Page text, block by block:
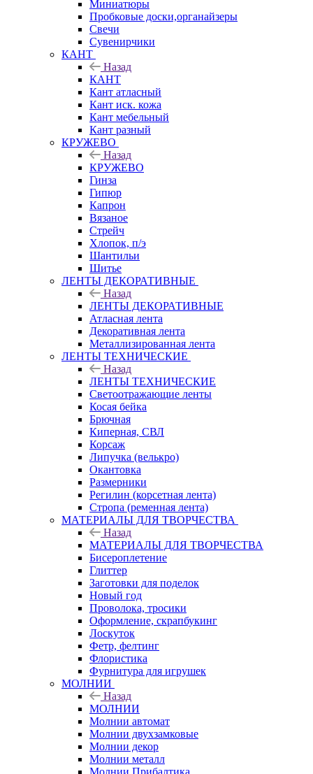
Миниатюры
Пробковые доски,органайзеры
Свечи
Сувенирчики
КАНТ
Назад
КАНТ
Кант атласный
Кант иск. кожа
Кант мебельный
Кант разный
КРУЖЕВО
Назад
КРУЖЕВО
Гинза
Гипюр
Капрон
Вязаное
Стрейч
Хлопок, п/э
Шантильи
Шитье
ЛЕНТЫ ДЕКОРАТИВНЫЕ
Назад
ЛЕНТЫ ДЕКОРАТИВНЫЕ
Атласная лента
Декоративная лента
Металлизированная лента
ЛЕНТЫ ТЕХНИЧЕСКИЕ
Назад
ЛЕНТЫ ТЕХНИЧЕСКИЕ
Светоотражающие ленты
Косая бейка
Брючная
Киперная, СВЛ
Корсаж
Липучка (велькро)
Окантовка
Размерники
Регилин (корсетная лента)
Стропа (ременная лента)
МАТЕРИАЛЫ ДЛЯ ТВОРЧЕСТВА
Назад
МАТЕРИАЛЫ ДЛЯ ТВОРЧЕСТВА
Бисероплетение
Глиттер
Заготовки для поделок
Новый год
Проволока, тросики
Оформление, скрапбукинг
Лоскуток
Фетр, фелтинг
Флористика
Фурнитура для игрушек
МОЛНИИ
Назад
МОЛНИИ
Молнии автомат
Молнии двухзамковые
Молнии декор
Молнии металл
Молнии Прибалтика